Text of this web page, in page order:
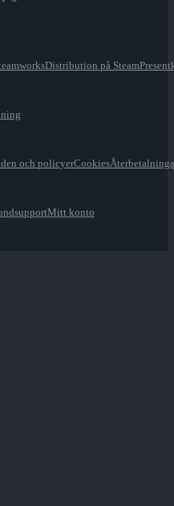
Distribution på Steam
och policyerCookies
Mitt konto